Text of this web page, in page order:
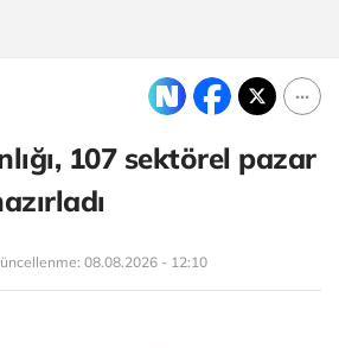
107 sektörel pazar
08.08.2026 - 12:10